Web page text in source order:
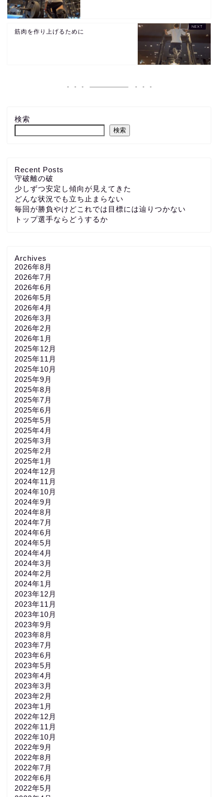
筋肉を作り上げるために
検索
検索
Recent Posts
守破離の破
少しずつ安定し傾向が見えてきた
どんな状況でも立ち止まらない
毎回が勝負やけどこれでは目標には辿りつかない
トップ選手ならどうするか
Archives
2026年8月
2026年7月
2026年6月
2026年5月
2026年4月
2026年3月
2026年2月
2026年1月
2025年12月
2025年11月
2025年10月
2025年9月
2025年8月
2025年7月
2025年6月
2025年5月
2025年4月
2025年3月
2025年2月
2025年1月
2024年12月
2024年11月
2024年10月
2024年9月
2024年8月
2024年7月
2024年6月
2024年5月
2024年4月
2024年3月
2024年2月
2024年1月
2023年12月
2023年11月
2023年10月
2023年9月
2023年8月
2023年7月
2023年6月
2023年5月
2023年4月
2023年3月
2023年2月
2023年1月
2022年12月
2022年11月
2022年10月
2022年9月
2022年8月
2022年7月
2022年6月
2022年5月